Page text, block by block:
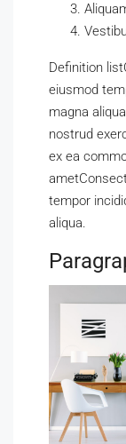
Definition
eiusmod
magna
nostrud
ex ea
tempor
aliqua.